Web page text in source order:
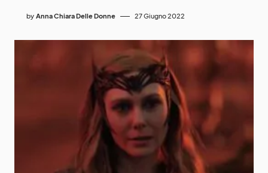
by Anna Chiara Delle Donne 27 Giugno 2022